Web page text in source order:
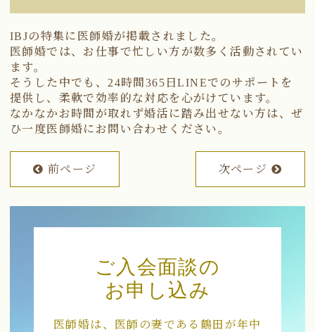
IBJの特集に医師婚が掲載されました。
医師婚では、お仕事で忙しい方が数多く活動されてい
ます。
そうした中でも、24時間365日LINEでのサポートを
提供し、柔軟で効率的な対応を心がけています。
なかなかお時間が取れず婚活に踏み出せない方は、ぜ
ひ一度医師婚にお問い合わせください。
前ページ 次ページ
ご入会面談の
お申し込み
医師婚は、医師の妻である鶴田が年中